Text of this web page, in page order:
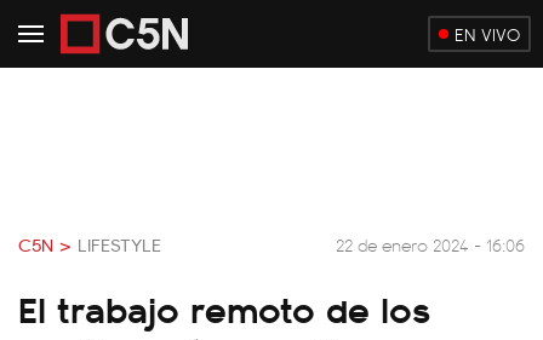
EN VIVO
C5N > LIFESTYLE 22 de enero 2024 - 16:06
El trabajo remoto de los